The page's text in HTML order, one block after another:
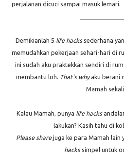
perjalanan dicuci sampai masuk lemari.
Demikianlah 5 life hackssederhana
memudahkan pekerjaan sehari-hari di
ini sudah aku praktekkan sendiri di
membantu loh. That's whyaku berani
Mamah
Kalau Mamah, punya life hacks
lakukan? Kasih tahu di
Please sharejuga ke para Mamah lain
hackssimpel untuk